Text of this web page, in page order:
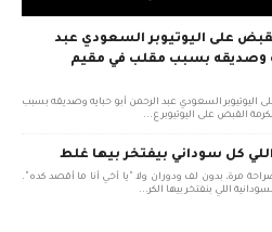
على اليوتيوبر السعودي عبد
وصديقه بسبب مقلب في مقيم
اليوتيوبر السعودي عبد الرحمن أبو حبايه وصديقه بسبب
القبض على اليوتيوبر ع...
كل سوداني بيفتخر بيها غلط
مرة، بدون لف ودوران ولا "يا أخي أنا ما أقصد كده".
اللي بنفتخر بيها الكر...